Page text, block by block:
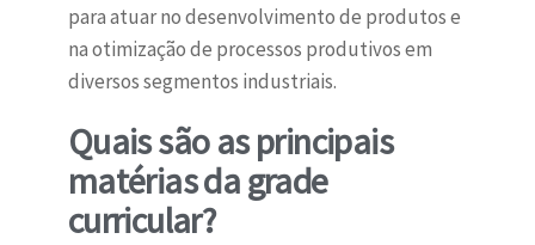
para atuar no desenvolvimento de produtos e
na otimização de processos produtivos em
diversos segmentos industriais.
Quais são as principais
matérias da grade
curricular?